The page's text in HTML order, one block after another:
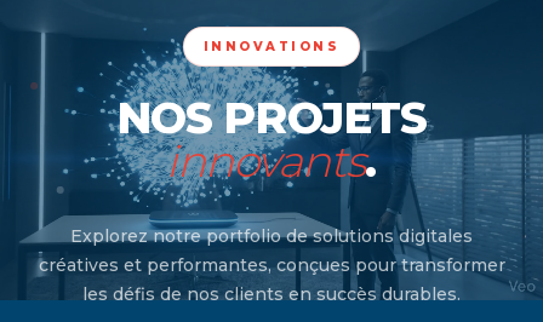
INNOVATIONS
NOS PROJETS
innovants.
Explorez notre portfolio de solutions digitales
créatives et performantes, conçues pour transformer
les défis de nos clients en succès durables.